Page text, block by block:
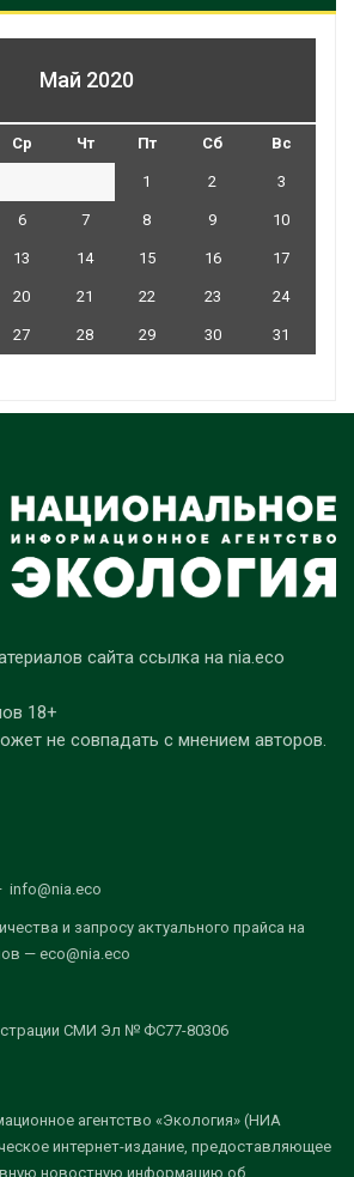
Май 2020
Ср Чт Пт Сб Вс
1 2 3
6 7 8 9 10
13 14 15 16 17
20 21 22 23 24
27 28 29 30
31
сайта ссылка на nia.eco
18+
не совпадать с мнением авторов.
и запросу актуального прайса на
— eco@nia.eco
СМИ Эл № ФС77-80306
агентство «Экология» (НИА
интернет-издание, предоставляющее
новостную информацию об